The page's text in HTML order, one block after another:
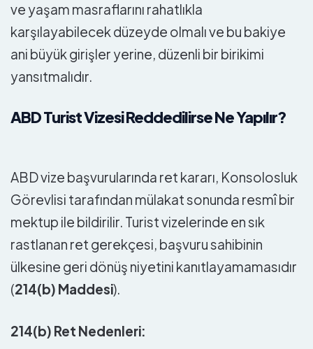
ve yaşam masraflarını rahatlıkla
karşılayabilecek düzeyde olmalı ve bu bakiye
ani büyük girişler yerine, düzenli bir birikimi
yansıtmalıdır.
ABD Turist Vizesi Reddedilirse Ne Yapılır?
ABD vize başvurularında ret kararı, Konsolosluk
Görevlisi tarafından mülakat sonunda resmî bir
mektup ile bildirilir. Turist vizelerinde en sık
rastlanan ret gerekçesi, başvuru sahibinin
ülkesine geri dönüş niyetini kanıtlayamamasıdır
(214(b) Maddesi).
214(b) Ret Nedenleri: